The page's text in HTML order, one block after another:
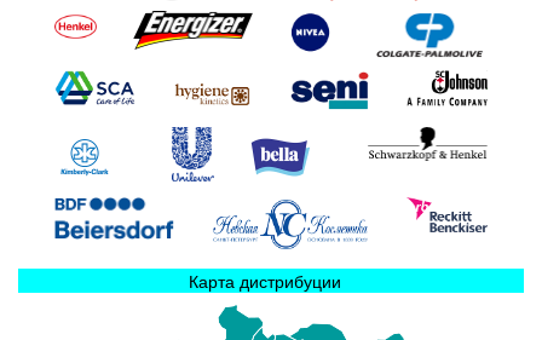
Карта дистрибуции